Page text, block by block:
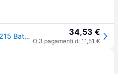
Bilance da bagno Beurer GS 215 Bateaux - Bleu 34,53 €
O 3 pagamenti di 11,51 €